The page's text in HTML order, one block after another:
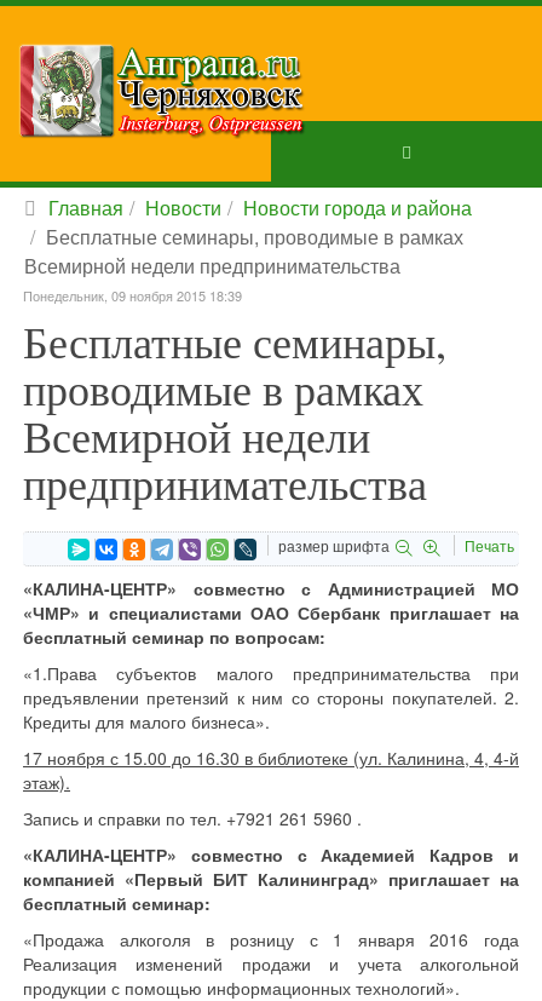
Главная Новости
Новости города и района
Бесплатные семинары, проводимые в рамках
Всемирной недели предпринимательства
Понедельник, 09 ноября 2015 18:39
Бесплатные семинары,
проводимые в рамках
Всемирной недели
предпринимательства
размер шрифта Печать
«КАЛИНА-ЦЕНТР» совместно с Администрацией МО
«ЧМР» и специалистами ОАО Сбербанк приглашает на
бесплатный семинар по вопросам:
«1.Права субъектов малого предпринимательства при
предъявлении претензий к ним со стороны покупателей. 2.
Кредиты для малого бизнеса».
17 ноября с 15.00 до 16.30 в библиотеке (ул. Калинина, 4, 4-й
этаж).
Запись и справки по тел. +7921 261 5960 .
«КАЛИНА-ЦЕНТР» совместно с Академией Кадров и
компанией «Первый БИТ Калининград» приглашает на
бесплатный семинар:
«Продажа алкоголя в розницу с 1 января 2016 года
Реализация изменений продажи и учета алкогольной
продукции с помощью информационных технологий».